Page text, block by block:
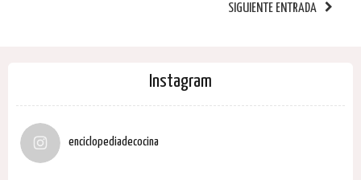
SIGUIENTE ENTRADA
Instagram
enciclopediadecocina